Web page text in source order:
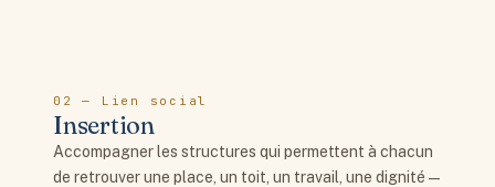
02 — Lien social
Insertion
Accompagner les structures qui permettent à chacun
de retrouver une place, un toit, un travail, une dignité —